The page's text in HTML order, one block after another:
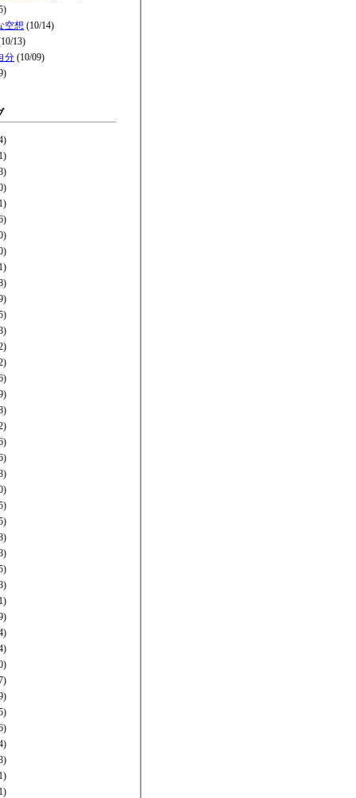
空想 (10/14)
13)
分 (10/09)